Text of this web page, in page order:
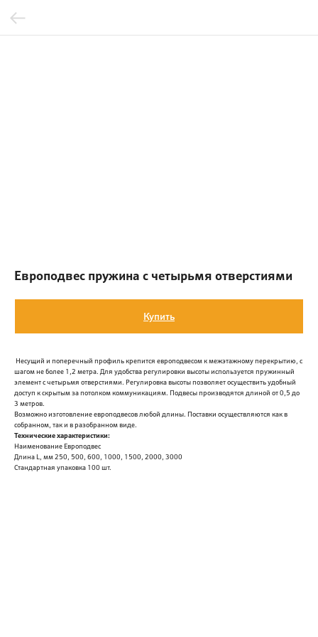
Европодвес пружина с четырьмя отверстиями
Купить
Несущий и поперечный профиль крепится европодвесом к межэтажному перекрытию, с
шагом не более 1,2 метра. Для удобства регулировки высоты используется пружинный
элемент с четырьмя отверстиями. Регулировка высоты позволяет осуществить удобный
доступ к скрытым за потолком коммуникациям. Подвесы производятся длиной от 0,5 до
3 метров.
Возможно изготовление европодвесов любой длины. Поставки осуществляются как в
собранном, так и в разобранном виде.
Технические характеристики:
Наименование Европодвес
Длина L, мм 250, 500, 600, 1000, 1500, 2000, 3000
Стандартная упаковка 100 шт.